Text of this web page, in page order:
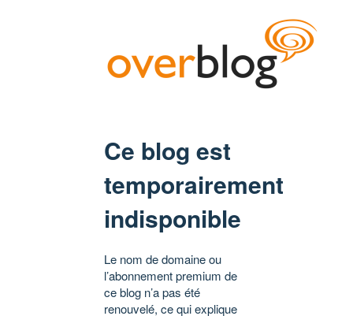
Ce blog est
temporairement
indisponible
Le nom de domaine ou
l’abonnement premium de
ce blog n’a pas été
renouvelé, ce qui explique